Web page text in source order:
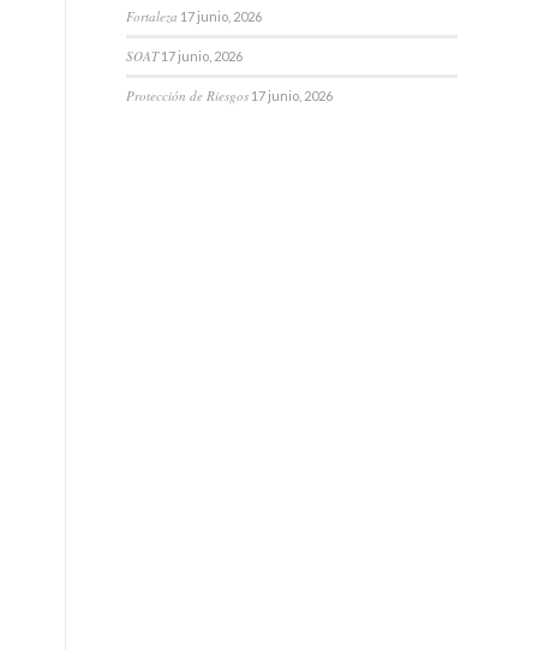
Fortaleza 17 junio, 2026
SOAT 17 junio, 2026
Protección de Riesgos 17 junio, 2026